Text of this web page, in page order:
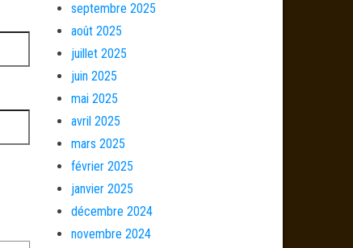
septembre 2025
août 2025
juillet 2025
juin 2025
mai 2025
avril 2025
mars 2025
février 2025
janvier 2025
décembre 2024
novembre 2024